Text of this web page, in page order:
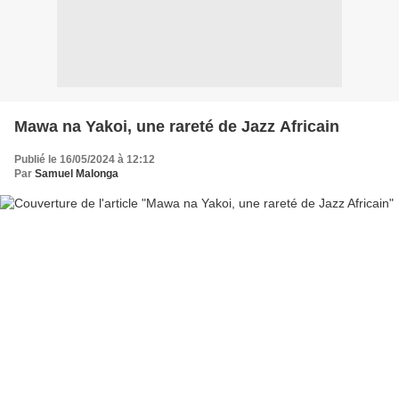
Mawa na Yakoi, une rareté de Jazz Africain
Publié le 16/05/2024 à 12:12
Par Samuel Malonga